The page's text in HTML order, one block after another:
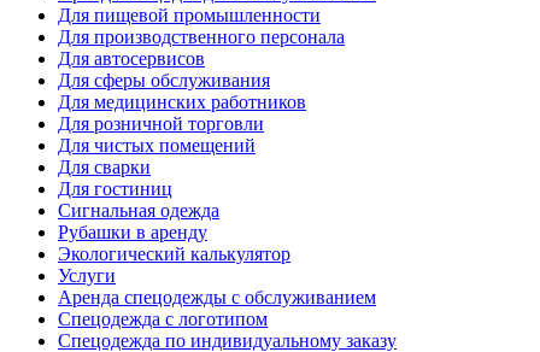
Для пищевой промышленности
Для производственного персонала
Для автосервисов
Для сферы обслуживания
Для медицинских работников
Для розничной торговли
Для чистых помещений
Для сварки
Для гостиниц
Сигнальная одежда
Рубашки в аренду
Экологический калькулятор
Услуги
Аренда спецодежды с обслуживанием
Спецодежда с логотипом
Спецодежда по индивидуальному заказу